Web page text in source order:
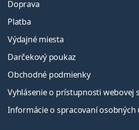
Doprava
Platba
Výdajné miesta
Darčekový poukaz
Obchodné podmienky
Vyhlásenie o prístupnosti webovej
Informácie o spracovaní osobných